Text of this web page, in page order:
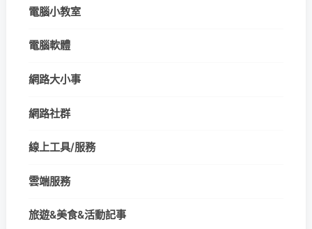
電腦小教室
電腦軟體
網路大小事
網路社群
線上工具/服務
雲端服務
旅遊&美食&活動記事